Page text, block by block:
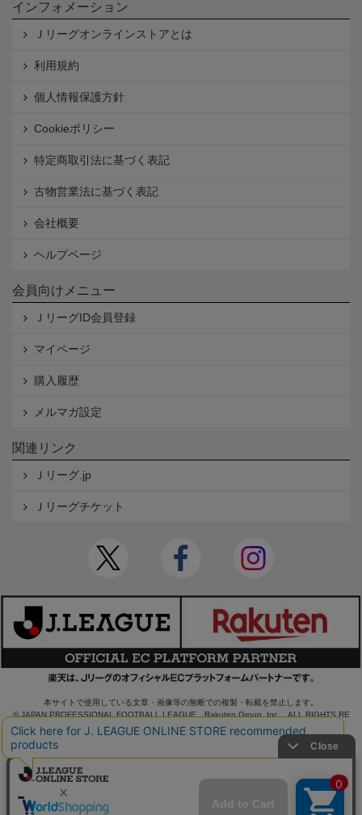
インフォメーション
Ｊリーグオンラインストアとは
利用規約
個人情報保護方針
Cookieポリシー
特定商取引法に基づく表記
古物営業法に基づく表記
会社概要
ヘルプページ
会員向けメニュー
ＪリーグID会員登録
マイページ
購入履歴
メルマガ設定
関連リンク
Ｊリーグ.jp
Ｊリーグチケット
本サイトで使用している文章・画像等の無断での複製・転載を禁止します。
© JAPAN PROFESSIONAL FOOTBALL LEAGUE Rakuten Group, Inc. ALL RIGHTS RE
SERVED.